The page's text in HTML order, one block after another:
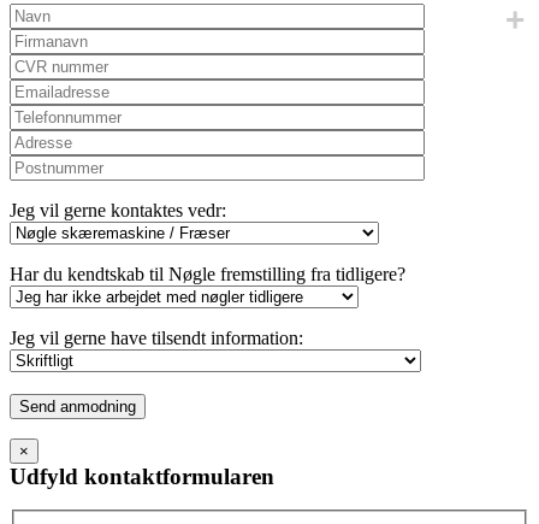
Jeg vil gerne kontaktes vedr:
Har du kendtskab til Nøgle fremstilling fra tidligere?
Jeg vil gerne have tilsendt information:
Please
leave
this
field
empty.
×
Udfyld kontaktformularen